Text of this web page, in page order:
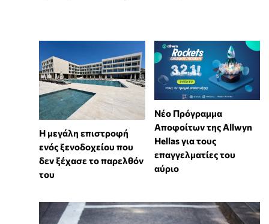
Η μεγάλη επιστροφή
ενός ξενοδοχείου που
δεν ξέχασε το παρελθόν
του
Νέο Πρόγραμμα
Αποφοίτων της Allwyn
Hellas για τους
επαγγελματίες του
αύριο